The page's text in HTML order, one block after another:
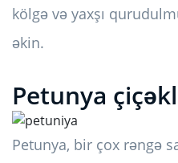
kölgə və yaxşı
əkin.
Petunya
Petunya, bir çox rəngə